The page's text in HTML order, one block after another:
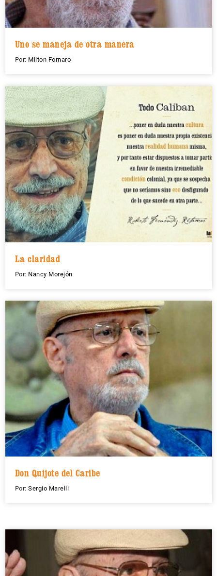
Uno se maneja de otra manera
Por: Milton Fornaro
La claridad
Por: Nancy Morejón
Don Quijote del Caribe
Por: Sergio Marelli